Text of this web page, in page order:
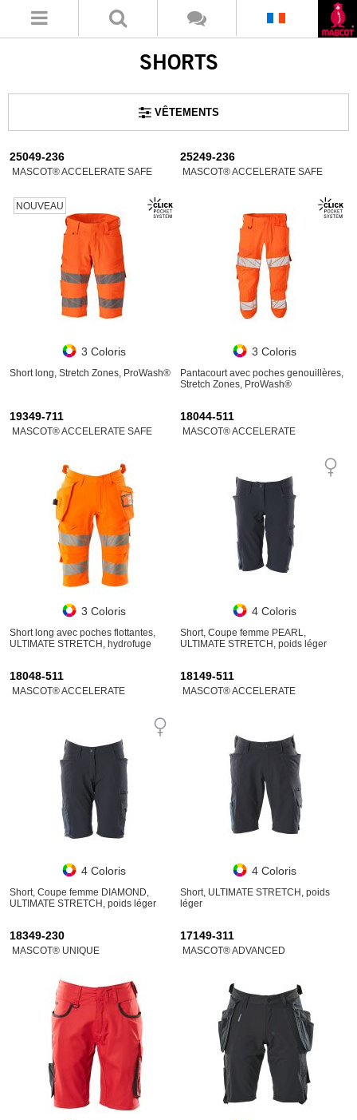
SHORTS
VÊTEMENTS
25049-236
MASCOT® ACCELERATE SAFE
NOUVEAU
3 Coloris
Short long, Stretch Zones, ProWash®
25249-236
MASCOT® ACCELERATE SAFE
3 Coloris
Pantacourt avec poches genouillères,
Stretch Zones, ProWash®
19349-711
MASCOT® ACCELERATE SAFE
3 Coloris
Short long avec poches flottantes,
ULTIMATE STRETCH, hydrofuge
18044-511
MASCOT® ACCELERATE
4 Coloris
Short, Coupe femme PEARL,
ULTIMATE STRETCH, poids léger
18048-511
MASCOT® ACCELERATE
4 Coloris
Short, Coupe femme DIAMOND,
ULTIMATE STRETCH, poids léger
18149-511
MASCOT® ACCELERATE
4 Coloris
Short, ULTIMATE STRETCH, poids
léger
18349-230
MASCOT® UNIQUE
17149-311
MASCOT® ADVANCED